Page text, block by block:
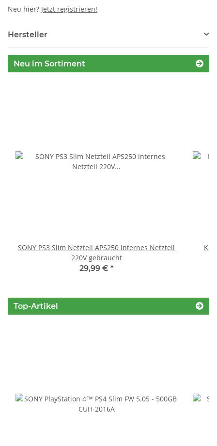
Neu hier? Jetzt registrieren!
Hersteller
Neu im Sortiment
SONY PS3 Slim Netzteil APS250 internes Netzteil
220V gebraucht
29,99 € *
Top-Artikel